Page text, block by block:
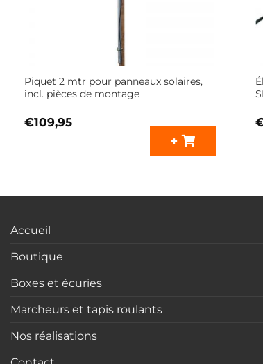
Piquet 2 mtr pour panneaux solaires,
incl. pièces de montage
€109,95
+
Accueil
Boutique
Boxes et écuries
Marcheurs et tapis roulants
Nos réalisations